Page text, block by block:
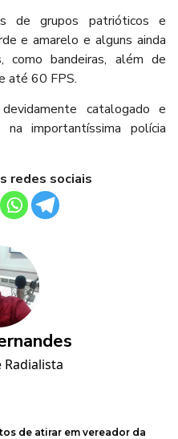
de grupos patrióticos e
e amarelo e alguns ainda
como bandeiras, além de
até 60 FPS.
catalogado e
importantíssima polícia
redes sociais
Radialista
de atirar em vereador da